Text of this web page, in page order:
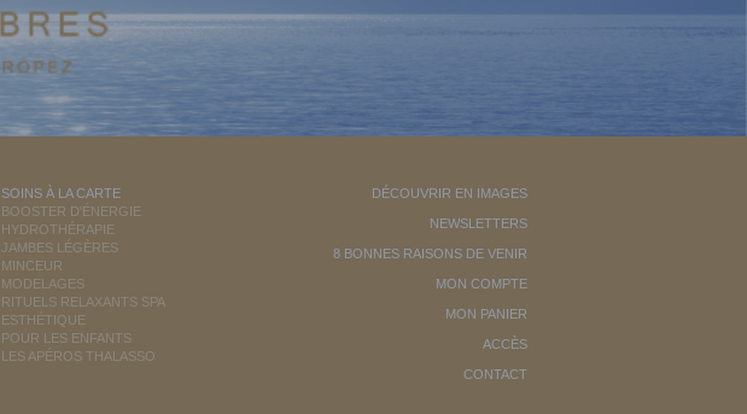
SOINS À LA CARTE
BOOSTER D'ÉNERGIE
HYDROTHÉRAPIE
JAMBES LÉGÈRES
MINCEUR
MODELAGES
RITUELS RELAXANTS SPA
ESTHÉTIQUE
POUR LES ENFANTS
LES APÉROS THALASSO
DÉCOUVRIR EN IMAGES
NEWSLETTERS
8 BONNES RAISONS DE VENIR
MON COMPTE
MON PANIER
ACCÈS
CONTACT